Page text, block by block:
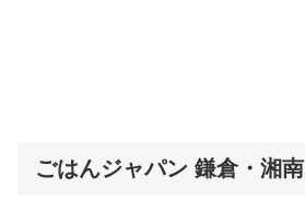
ごはんジャパン 鎌倉・湘南